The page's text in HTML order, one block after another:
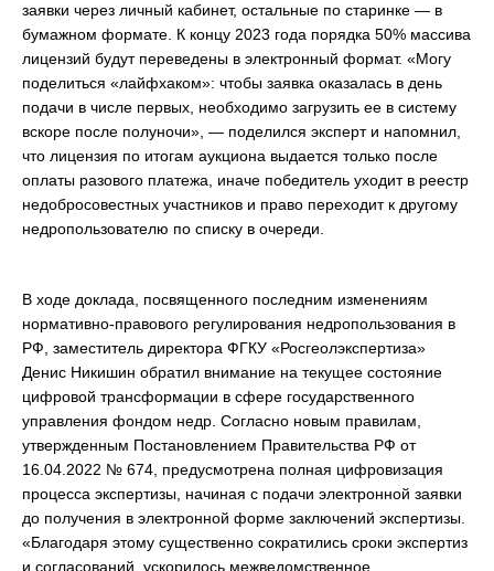
заявки через личный кабинет, остальные по старинке — в
бумажном формате. К концу 2023 года порядка 50% массива
лицензий будут переведены в электронный формат. «Могу
поделиться «лайфхаком»: чтобы заявка оказалась в день
подачи в числе первых, необходимо загрузить ее в систему
вскоре после полуночи», — поделился эксперт и напомнил,
что лицензия по итогам аукциона выдается только после
оплаты разового платежа, иначе победитель уходит в реестр
недобросовестных участников и право переходит к другому
недропользователю по списку в очереди.
В ходе доклада, посвященного последним изменениям
нормативно-правового регулирования недропользования в
РФ, заместитель директора ФГКУ «Росгеолэкспертиза»
Денис Никишин обратил внимание на текущее состояние
цифровой трансформации в сфере государственного
управления фондом недр. Согласно новым правилам,
утвержденным Постановлением Правительства РФ от
16.04.2022 № 674, предусмотрена полная цифровизация
процесса экспертизы, начиная с подачи электронной заявки
до получения в электронной форме заключений экспертизы.
«Благодаря этому существенно сократились сроки экспертиз
и согласований, ускорилось межведомственное